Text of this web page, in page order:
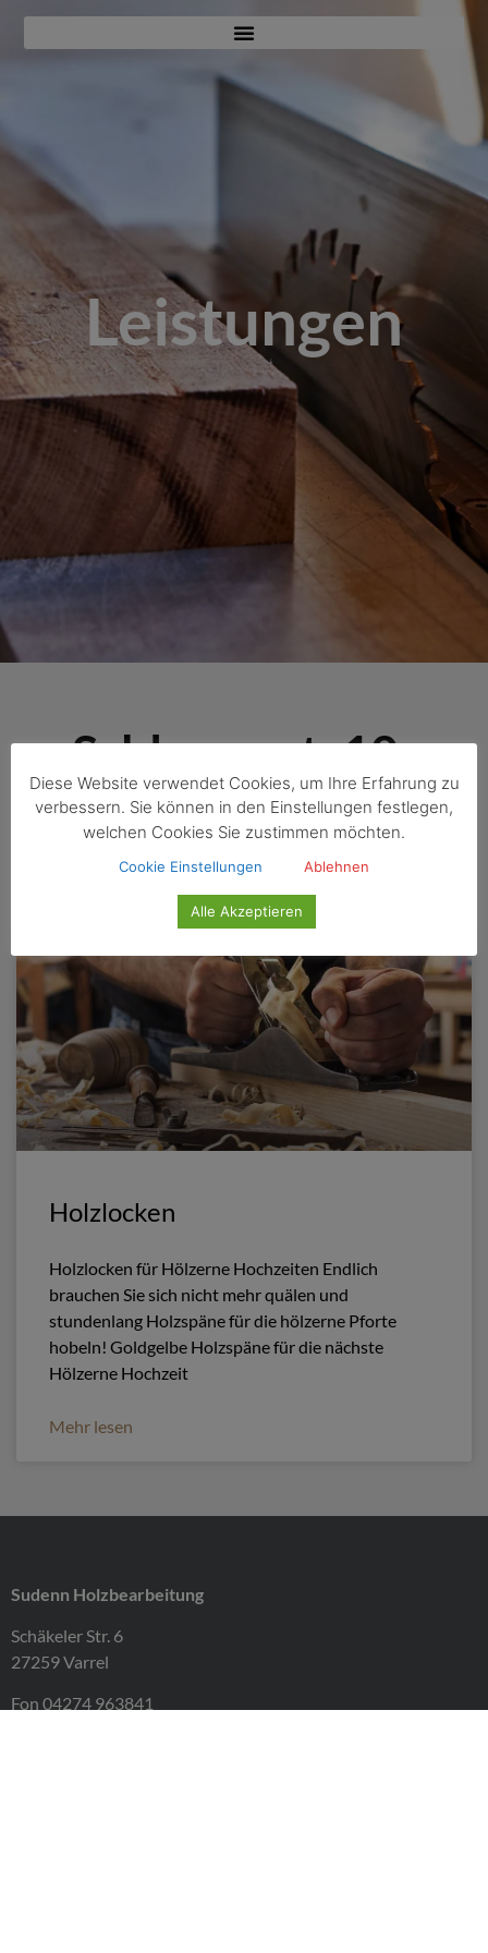
Leistungen
Schlagwort: 10-
Gestell
Holzlocken
Holzlocken für Hölzerne Hochzeiten Endlich
brauchen Sie sich nicht mehr quälen und
stundenlang Holzspäne für die hölzerne Pforte
hobeln! Goldgelbe Holzspäne für die nächste
Hölzerne Hochzeit
Mehr lesen
Sudenn Holzbearbeitung
Schäkeler Str. 6
27259 Varrel
Fon 04274 963841
Diese Website verwendet Cookies, um Ihre Erfahrung zu
verbessern. Sie können in den Einstellungen festlegen,
welchen Cookies Sie zustimmen möchten.
Cookie Einstellungen Ablehnen
Alle Akzeptieren